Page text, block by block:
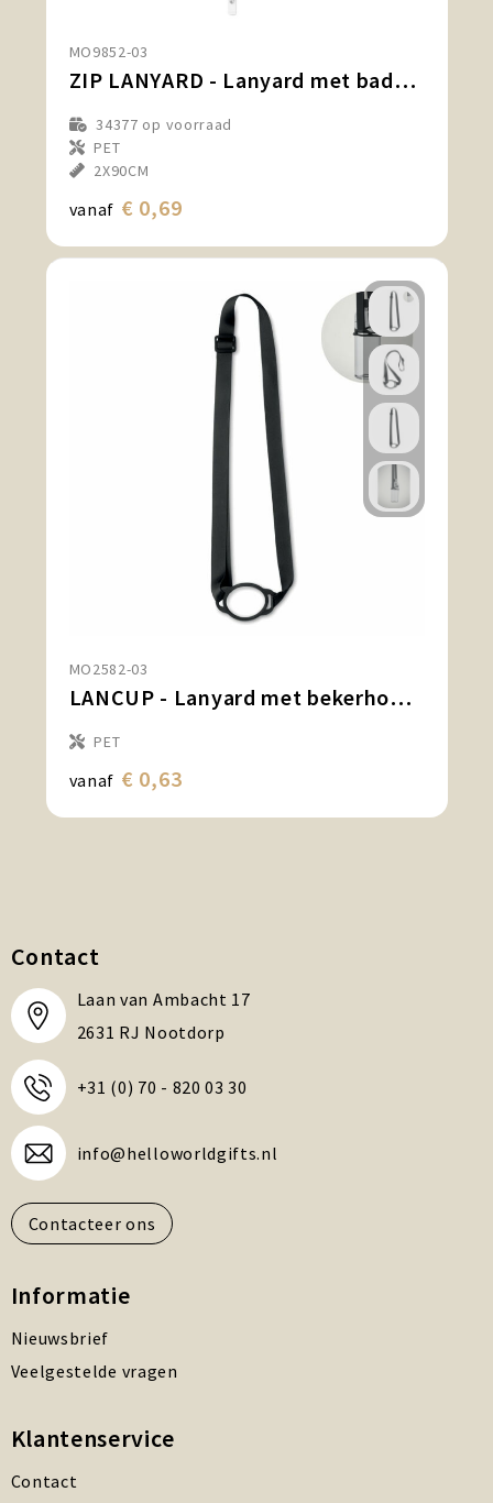
MO9852-03
ZIP LANYARD - Lanyard met badgehouder
34377 op voorraad
PET
2X90CM
vanaf € 0,69
MO2582-03
LANCUP - Lanyard met bekerhouder 6cm
PET
vanaf € 0,63
Contact
Laan van Ambacht 17
2631 RJ Nootdorp
+31 (0) 70 - 820 03 30
info@helloworldgifts.nl
Contacteer ons
Informatie
Nieuwsbrief
Veelgestelde vragen
Klantenservice
Contact